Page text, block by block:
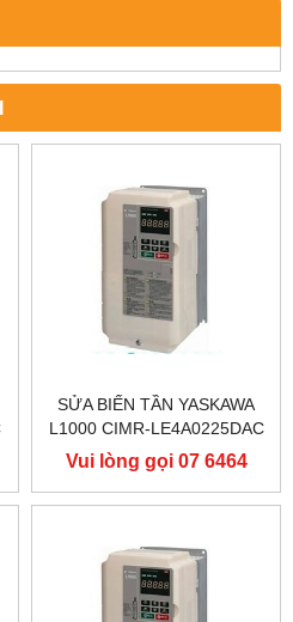
SỬA BIẾN TẦN YASKAWA
L1000 CIMR-LE4A0225DAC
400V 110KW, BIẾN TẦN
YASKAWA L1000
Vui lòng gọi 07 6464
9556